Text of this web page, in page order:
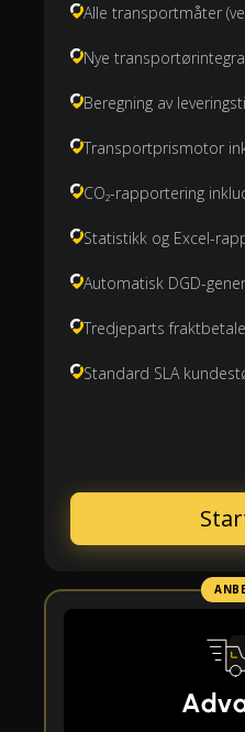
Alle transportmåter
Nye
Beregning av
Transportprismotor
CO₂-rapportering
Statistikk og Excel-
Automatisk DGD-
Tredjeparts
Standard SLA